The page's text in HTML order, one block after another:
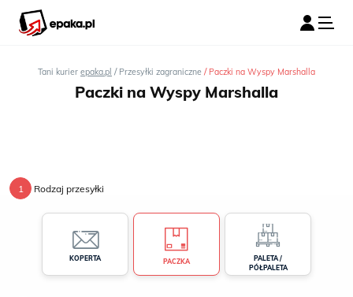
Tani kurier epaka.pl / Przesyłki zagraniczne / Paczki na Wyspy Marshalla
Paczki na Wyspy Marshalla
1 Rodzaj przesyłki
KOPERTA PACZKA
PALETA /
PÓŁPALETA